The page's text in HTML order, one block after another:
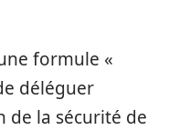
formule «
déléguer
de la sécurité de